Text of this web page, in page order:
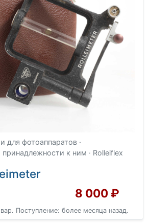
для фотоаппаратов ·
к ним · Rolleiflex
8 000 ₽
Поступление: более месяца назад.